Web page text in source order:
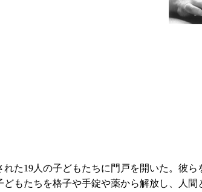
た19人の子どもたちに門戸を開いた。彼ら
もたちを格子や手錠や薬から解放し、人間